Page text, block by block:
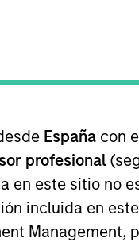
España con
profesional
en este sitio no
incluida en
and rental